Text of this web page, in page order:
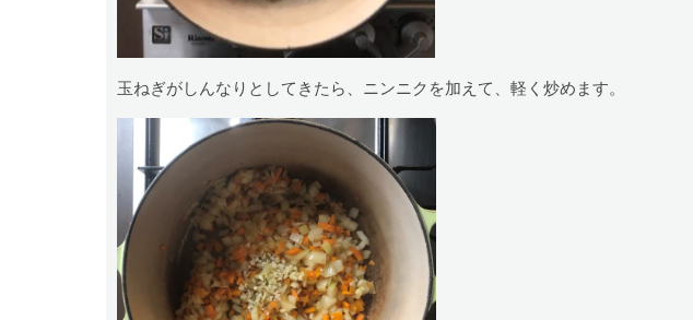
玉ねぎがしんなりとしてきたら、ニンニクを加えて、軽く炒めます。